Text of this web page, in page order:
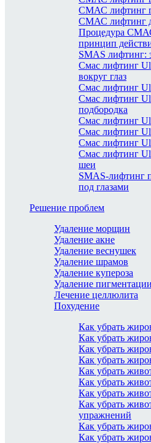
СМАС лифтинг
СМАС лифтинг
Процедура
принцип
SMAS лифтинг:
Смас лифтинг
вокруг глаз
Смас лифтинг
Смас лифтинг
подбородка
Смас лифтинг
Смас лифтинг
Смас лифтинг
Смас лифтинг
шеи
SMAS-лифтинг
под глазами
Решение проблем
Удаление морщин
Удаление акне
Удаление веснушек
Удаление шрамов
Удаление купероза
Удаление пигментации
Лечение целлюлита
Похудение
Как убрать
Как убрать
Как убрать
Как убрать
Как убрать
Как убрать
Как убрать
Как убрать
упражнений
Как убрать
Как убрать